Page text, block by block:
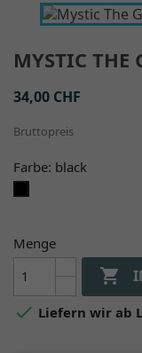
MYSTIC THE
34,00 CHF
Bruttopreis
Farbe: black
Menge

 Liefern wir ab